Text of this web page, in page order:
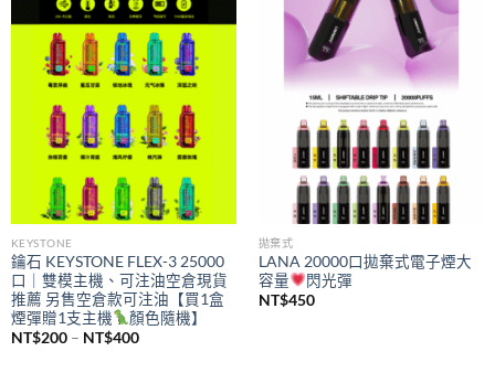
Add to
wishlist
KEYSTONE
鑰石 KEYSTONE FLEX-3 25000
口｜雙模主機、可注油空倉現貨
推薦 另售空倉款可注油【買1盒
煙彈贈1支主機
顏色隨機】
NT$200 – NT$400價
Add to
wishlist
拋棄式
LANA 20000口拋棄式電子煙大
容量
閃光彈
NT$450